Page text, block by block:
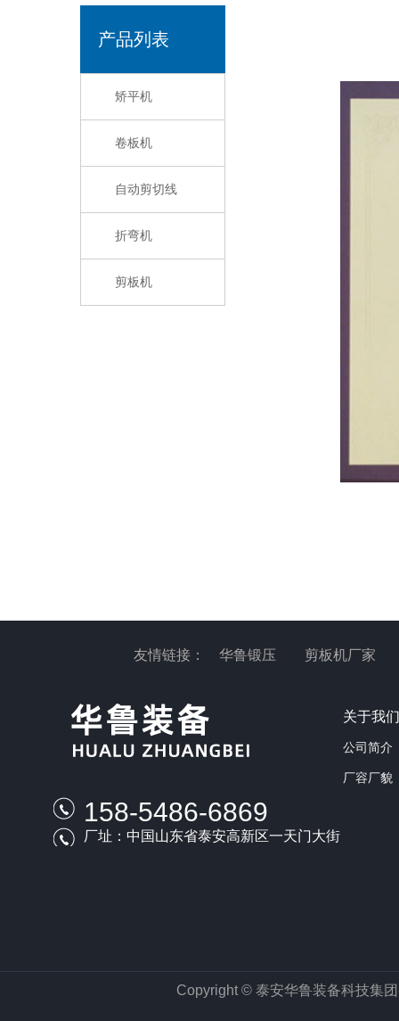
产品列表
矫平机
卷板机
自动剪切线
折弯机
剪板机
友情链接： 华鲁锻压 剪板机厂家
158-5486-6869
厂址：中国山东省泰安高新区一天门大街
关于我们
公司简介
厂容厂貌
Copyright © 泰安华鲁装备科技集